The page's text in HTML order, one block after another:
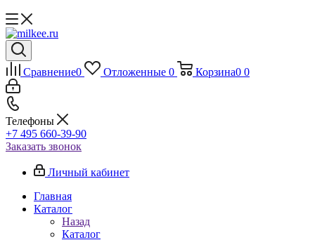
Сравнение0 Отложенные 0 Корзина0 0
Телефоны
+7 495 660-39-90
Заказать звонок
Личный кабинет
Главная
Каталог
Назад
Каталог